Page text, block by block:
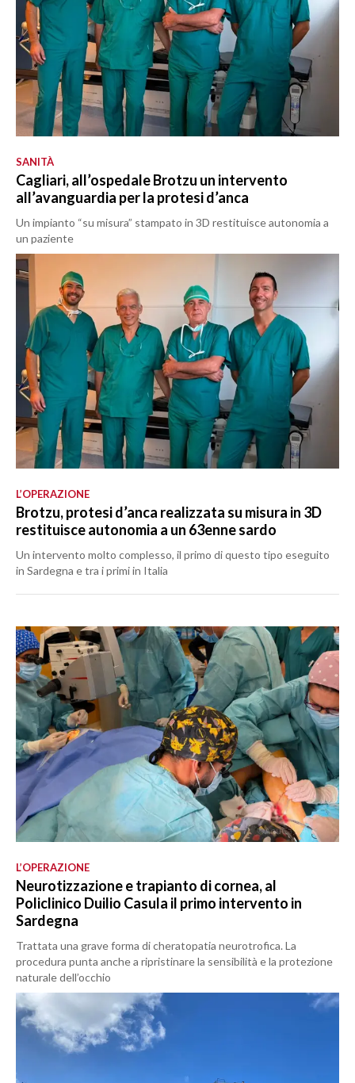
SANITÀ
Cagliari, all’ospedale Brotzu un intervento
all’avanguardia per la protesi d’anca
Un impianto “su misura” stampato in 3D restituisce autonomia a
un paziente
L’OPERAZIONE
Brotzu, protesi d’anca realizzata su misura in 3D
restituisce autonomia a un 63enne sardo
Un intervento molto complesso, il primo di questo tipo eseguito
in Sardegna e tra i primi in Italia
L’OPERAZIONE
Neurotizzazione e trapianto di cornea, al
Policlinico Duilio Casula il primo intervento in
Sardegna
Trattata una grave forma di cheratopatia neurotrofica. La
procedura punta anche a ripristinare la sensibilità e la protezione
naturale dell’occhio